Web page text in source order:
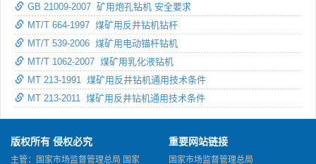
GB 21009-2007 矿用炮孔钻机 安全要求
MT/T 664-1997 煤矿用反井钻机钻杆
MT/T 539-2006 煤矿用电动锚杆钻机
MT/T 1062-2007 煤矿用乳化液钻机
MT 213-1991 煤矿用反井钻机通用技术条件
MT 213-2011 煤矿用反井钻机通用技术条件
版权所有 侵权必究
主管：国家市场监督管理总局 国家
重要网站链接
国家市场监督管理总局